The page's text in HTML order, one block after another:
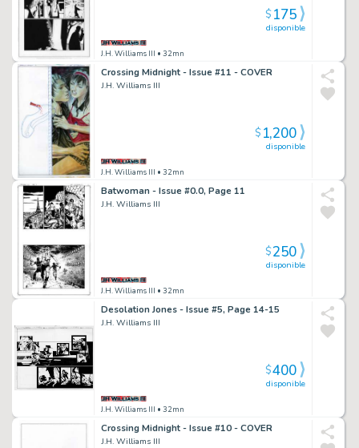
J.H. Williams III • 32mn
disponible
$175
Crossing Midnight - Issue #11 - COVER
J.H. Williams III
J.H. Williams III • 32mn
disponible
$1,200
Batwoman - Issue #0.0, Page 11
J.H. Williams III
J.H. Williams III • 32mn
disponible
$250
Desolation Jones - Issue #5, Page 14-15
J.H. Williams III
J.H. Williams III • 32mn
disponible
$400
Crossing Midnight - Issue #10 - COVER
J.H. Williams III